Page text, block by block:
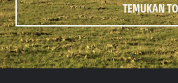
TEMUKAN